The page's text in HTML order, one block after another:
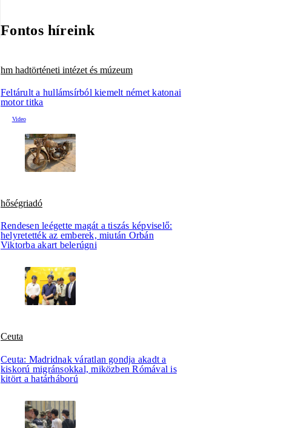
Fontos híreink
hm hadtörténeti intézet és múzeum
Feltárult a hullámsírból kiemelt német katonai
motor titka
hőségriadó
Rendesen leégette magát a tiszás képviselő:
helyretették az emberek, miután Orbán
Viktorba akart belerúgni
Ceuta
Ceuta: Madridnak váratlan gondja akadt a
kiskorú migránsokkal, miközben Rómával is
kitört a határháború